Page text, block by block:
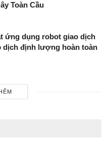
Toàn Cầu
ứng dụng robot giao dịch
dịch định lượng hoàn toàn